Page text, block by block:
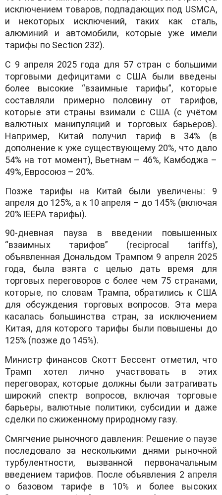
исключением товаров, подпадающих под USMCA,
и некоторых исключений, таких как сталь,
алюминий и автомобили, которые уже имели
тарифы по Section 232).
С 9 апреля 2025 года для 57 стран с большими
торговыми дефицитами с США были введены
более высокие “взаимные тарифы”, которые
составляли примерно половину от тарифов,
которые эти страны взимали с США (с учётом
валютных манипуляций и торговых барьеров).
Например, Китай получил тариф в 34% (в
дополнение к уже существующему 20%, что дало
54% на тот момент), Вьетнам – 46%, Камбоджа –
49%, Евросоюз – 20%.
Позже тарифы на Китай были увеличены: 9
апреля до 125%, а к 10 апреля – до 145% (включая
20% IEEPA тарифы).
90-дневная пауза в введении повышенных
“взаимных тарифов” (reciprocal tariffs),
объявленная Дональдом Трампом 9 апреля 2025
года, была взята с целью дать время для
торговых переговоров с более чем 75 странами,
которые, по словам Трампа, обратились к США
для обсуждения торговых вопросов. Эта мера
касалась большинства стран, за исключением
Китая, для которого тарифы были повышены до
125% (позже до 145%).
Министр финансов Скотт Бессент отметил, что
Трамп хотел лично участвовать в этих
переговорах, которые должны были затрагивать
широкий спектр вопросов, включая торговые
барьеры, валютные политики, субсидии и даже
сделки по сжиженному природному газу.
Смягчение рыночного давления: Решение о паузе
последовало за несколькими днями рыночной
турбулентности, вызванной первоначальным
введением тарифов. После объявления 2 апреля
о базовом тарифе в 10% и более высоких